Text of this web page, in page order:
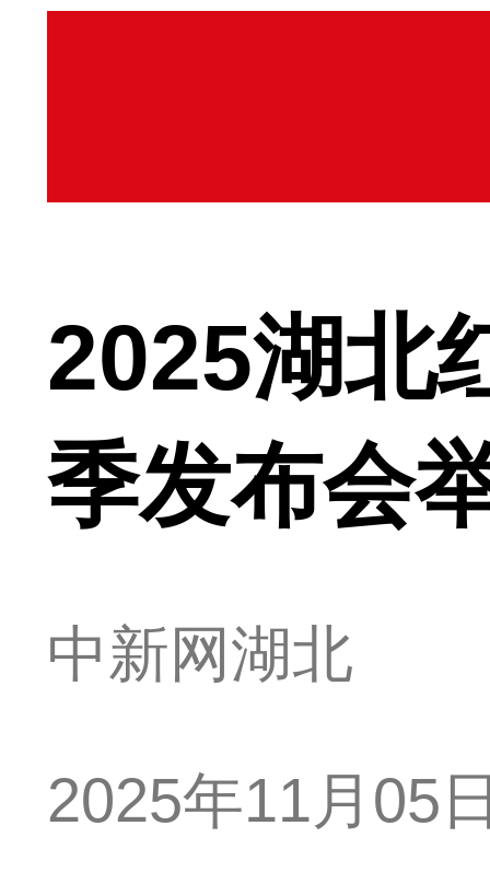
2025湖北
季发布会
中新网湖北
2025年11月05